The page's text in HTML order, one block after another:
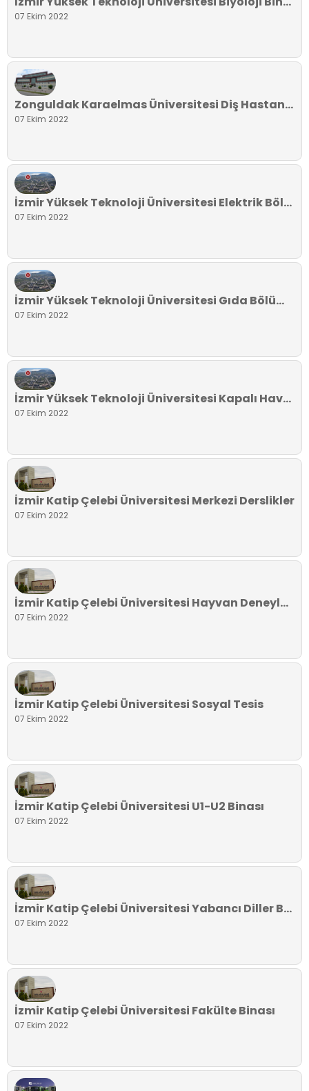
07 Ekim 2022
Zonguldak Karaelmas Üniversitesi Diş Hastanesi
07 Ekim 2022
İzmir Yüksek Teknoloji Üniversitesi Elektrik Bölümü
07 Ekim 2022
İzmir Yüksek Teknoloji Üniversitesi Gıda Bölümü
07 Ekim 2022
İzmir Yüksek Teknoloji Üniversitesi Kapalı Havuz
07 Ekim 2022
İzmir Katip Çelebi Üniversitesi Merkezi Derslikler
07 Ekim 2022
İzmir Katip Çelebi Üniversitesi Hayvan Deneyleri Labaratuvarı
07 Ekim 2022
İzmir Katip Çelebi Üniversitesi Sosyal Tesis
07 Ekim 2022
İzmir Katip Çelebi Üniversitesi U1-U2 Binası
07 Ekim 2022
İzmir Katip Çelebi Üniversitesi Yabancı Diller Binası
07 Ekim 2022
İzmir Katip Çelebi Üniversitesi Fakülte Binası
07 Ekim 2022